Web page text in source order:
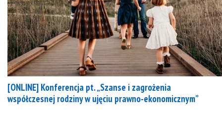
[ONLINE] Konferencja pt. „Szanse i zagrożenia
współczesnej rodziny w ujęciu prawno-ekonomicznym”